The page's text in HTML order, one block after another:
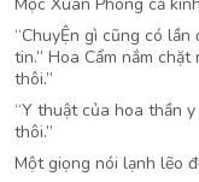
“ChuyỆn gì cũng có
tin.” Hoa Cẩm nắm
thôi.”
“Y thuật của hoa thần
thôi.”
Một giọng nói lạnh lẽo